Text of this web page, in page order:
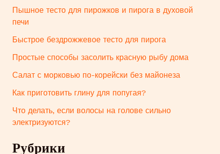
Пышное тесто для пирожков и пирога в духовой
печи
Быстрое бездрожжевое тесто для пирога
Простые способы засолить красную рыбу дома
Салат с морковью по-корейски без майонеза
Как приготовить глину для попугая?
Что делать, если волосы на голове сильно
электризуются?
Рубрики